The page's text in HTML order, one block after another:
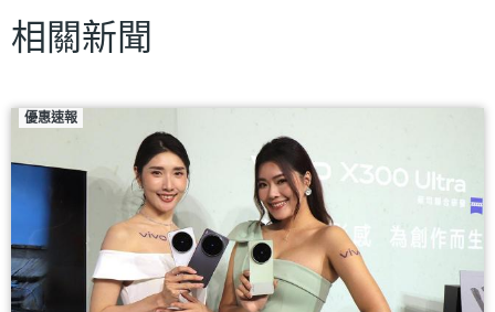
相關新聞
優惠速報